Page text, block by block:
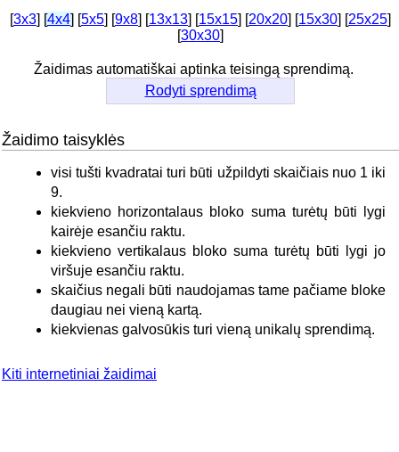
[3x3] [4x4] [5x5] [9x8] [13x13] [15x15] [20x20] [15x30] [25x25]
[30x30]
Žaidimas automatiškai aptinka teisingą sprendimą.
Rodyti sprendimą
Žaidimo taisyklės
visi tušti kvadratai turi būti užpildyti skaičiais nuo 1 iki
9.
kiekvieno horizontalaus bloko suma turėtų būti lygi
kairėje esančiu raktu.
kiekvieno vertikalaus bloko suma turėtų būti lygi jo
viršuje esančiu raktu.
skaičius negali būti naudojamas tame pačiame bloke
daugiau nei vieną kartą.
kiekvienas galvosūkis turi vieną unikalų sprendimą.
Kiti internetiniai žaidimai